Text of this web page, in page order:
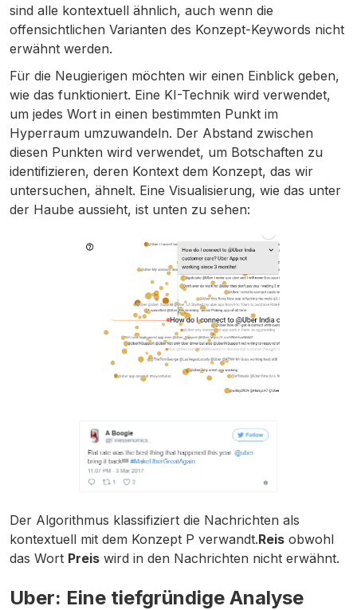
sind alle kontextuell ähnlich, auch wenn die
offensichtlichen Varianten des Konzept-Keywords nicht
erwähnt werden.
Für die Neugierigen möchten wir einen Einblick geben,
wie das funktioniert. Eine KI-Technik wird verwendet,
um jedes Wort in einen bestimmten Punkt im
Hyperraum umzuwandeln. Der Abstand zwischen
diesen Punkten wird verwendet, um Botschaften zu
identifizieren, deren Kontext dem Konzept, das wir
untersuchen, ähnelt. Eine Visualisierung, wie das unter
der Haube aussieht, ist unten zu sehen:
Der Algorithmus klassifiziert die Nachrichten als
kontextuell mit dem Konzept P verwandt.Reis obwohl
das Wort Preis wird in den Nachrichten nicht erwähnt.
Uber: Eine tiefgründige Analyse